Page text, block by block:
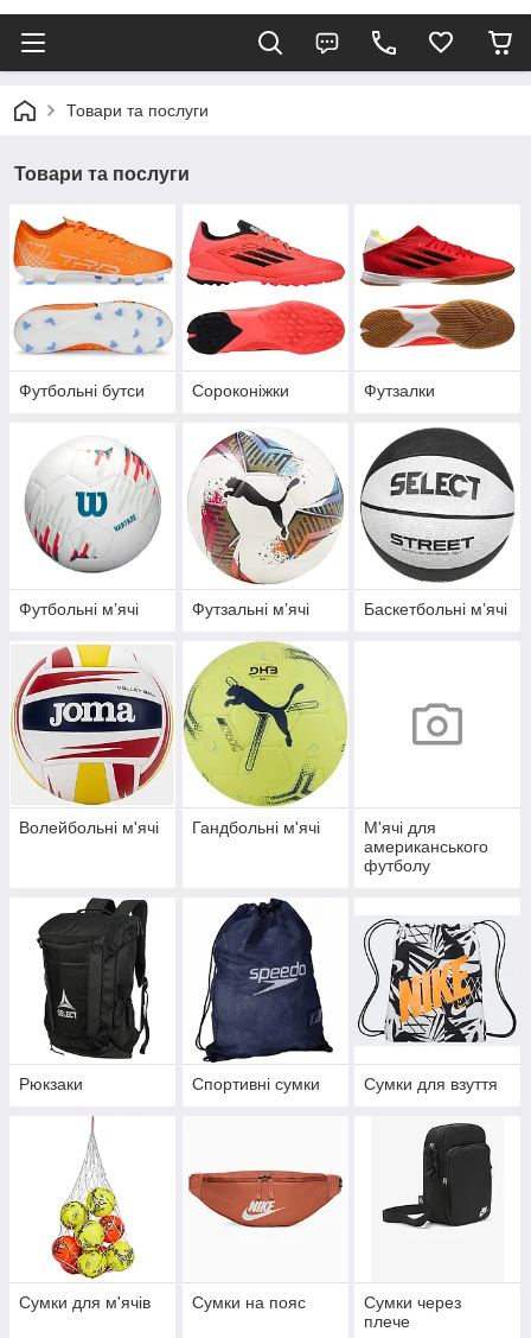
Товари та послуги
Товари та послуги
Футбольні бутси Сороконіжки Футзалки
Футбольні мʼячі Футзальні мʼячі Баскетбольні мʼячі
Волейбольні м'ячі Гандбольні м'ячі
М'ячі для
американського
футболу
Рюкзаки Спортивні сумки Сумки для взуття
Сумки для м'ячів Сумки на пояс
Сумки через
плече